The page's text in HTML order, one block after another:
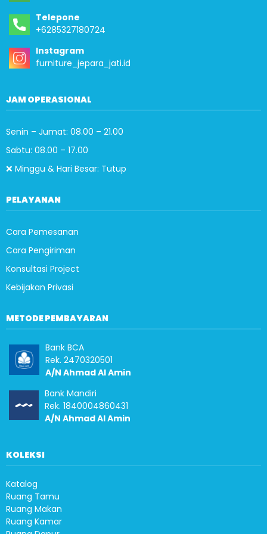
Telepone
+6285327180724
Instagram
furniture_jepara_jati.id
JAM OPERASIONAL
Senin – Jumat: 08.00 – 21.00
Sabtu: 08.00 – 17.00
❌ Minggu & Hari Besar: Tutup
PELAYANAN
Cara Pemesanan
Cara Pengiriman
Konsultasi Project
Kebijakan Privasi
METODE PEMBAYARAN
Bank BCA
Rek. 2470320501
A/N Ahmad Al Amin
Bank Mandiri
Rek. 1840004860431
A/N Ahmad Al Amin
KOLEKSI
Katalog
Ruang Tamu
Ruang Makan
Ruang Kamar